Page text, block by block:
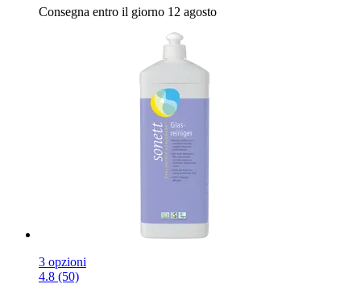
Consegna entro il giorno 12 agosto
3 opzioni
4.8 (50)